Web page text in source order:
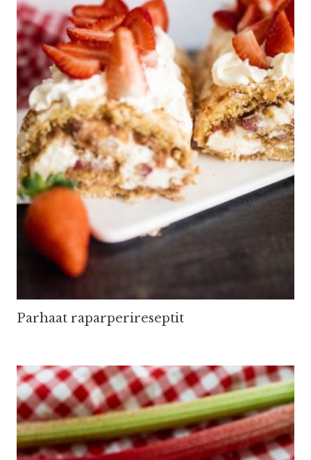
Parhaat raparperireseptit